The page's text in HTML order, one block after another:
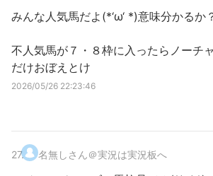
みんな人気馬だよ(*‘ω‘ *)意味分かるか
不人気馬が７・８枠に入ったらノーチ
だけおぼえとけ
2026/05/26 22:23:46
27. 名無しさん＠実況は実況板へ